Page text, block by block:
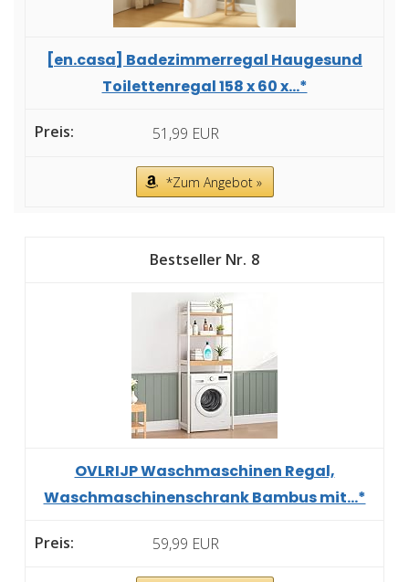
[en.casa] Badezimmerregal Haugesund
Toilettenregal 158 x 60 x...*
51,99 EUR
*Zum Angebot »
8
OVLRIJP Waschmaschinen Regal,
Waschmaschinenschrank Bambus mit...*
59,99 EUR